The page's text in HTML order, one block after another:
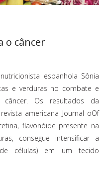
o câncer
espanhola Sônia
e verduras no combate e
Os resultados da
americana Journal oOf
flavonóide presente na
consegue intensificar a
células) em um tecido